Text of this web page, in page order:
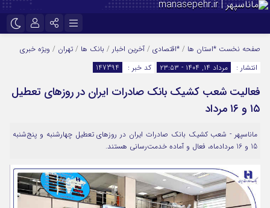
اینستاگرام
تلگرام
سروش
ایتا
آپارات
نام کاربری یا نشانی ایمیل
رمز عبور
مرا به خاطر بسپار
صفحه نخست *استان ها / *اقتصادی / آخرین اخبار / بانک ها / تهران / ویژه خبری
انتشار :
مرداد ۱۴, ۱۴۰۴ - ۲۳:۵۳ کد خبر : 147394
فعالیت شعب کشیک بانک صادرات ایران در روزهای تعطیل
۱۵ و ۱۶ مرداد
ماناسپهر - شعب کشیک بانک صادرات ایران در روزهای تعطیل چهارشنبه و پنج‌شنبه
15 و 16 مردادماه، فعال و آماده خدمت‌رسانی هستند.